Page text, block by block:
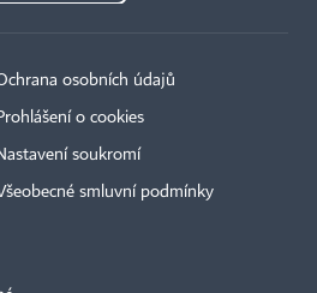
osobních údajů
o cookies
soukromí
smluvní podmínky